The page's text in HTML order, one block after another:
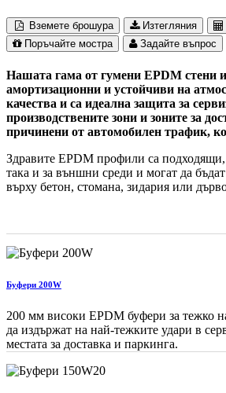
Вземете брошура Изтегляния
Поръчайте мостра
Задайте въпрос
Нашата гама от гумени EPDM стени
амортизационни и устойчиви на
качества и са идеална защита за
производствените зони и зоните за
причинени от автомобилен трафик,
Здравите EPDM профили са
така и за външни среди и могат да
върху бетон, стомана, зидария или
Буфери 200W
200 мм високи EPDM буфери за тежко
да издържат на най-тежките удари в
местата за доставка и паркинга.